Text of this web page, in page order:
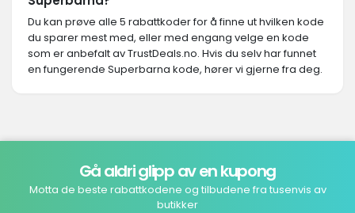
Du kan prøve alle 5 rabattkoder for å finne ut hvilken kode
du sparer mest med, eller med engang velge en kode
som er anbefalt av TrustDeals.no. Hvis du selv har funnet
en fungerende Superbarna kode, hører vi gjerne fra deg.
Gå aldri glipp av en kupong
Motta de beste rabattkodene og tilbudene fra tusenvis av
butikker